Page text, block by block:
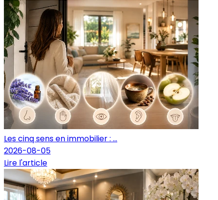
Les cinq sens en immobilier : ...
2026-08-05
Lire l'article